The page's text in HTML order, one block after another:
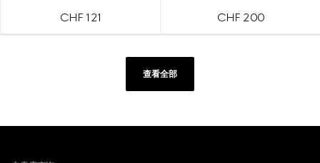
CHF 121 CHF 200
查看全部
Footer